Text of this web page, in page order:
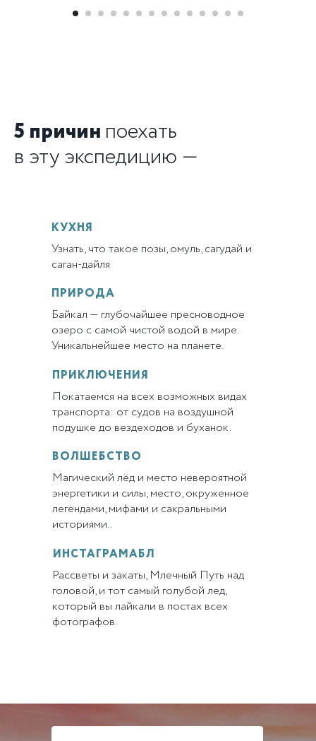
5 причин поехать
в эту экспедицию —
Узнать, что такое позы, омуль, сагудай и
саган-дайля
КУХНЯ
Байкал — глубочайшее пресноводное
озеро с самой чистой водой в мире.
Уникальнейшее место на планете.
Покатаемся на всех возможных видах
транспорта: от судов на воздушной
подушке до вездеходов и буханок.
Рассветы и закаты, Млечный Путь над
головой, и тот самый голубой лед,
который вы лайкали в постах всех
фотографов.
ПРИРОДА
ПРИКЛЮЧЕНИЯ
Магический лёд и место невероятной
энергетики и силы, место, окруженное
легендами, мифами и сакральными
историями..
ВОЛШЕБСТВО
ИНСТАГРАМАБЛ